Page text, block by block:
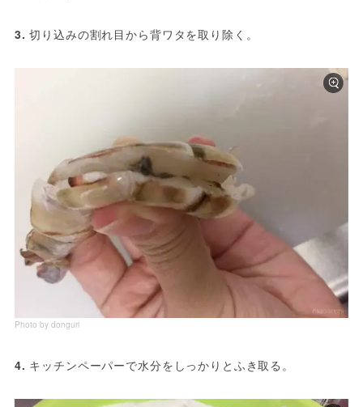
3. 切り込みの割れ目から背ワタを取り除く。
Photo by donguri
4. キッチンペーパーで水分をしっかりとふき取る。